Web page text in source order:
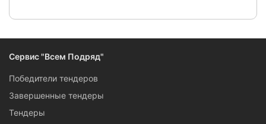
Сервис "Всем Подряд"
Победители тендеров
Завершенные тендеры
Тендеры